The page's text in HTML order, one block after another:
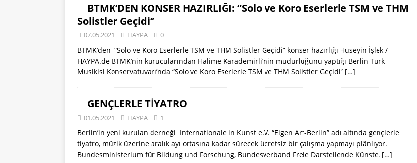
BTMK’DEN KONSER HAZIRLIĞI: “Solo ve Koro Eserlerle TSM ve THM
Solistler Geçidi”
07.05.2021 HAYPA 0
BTMK’den “Solo ve Koro Eserlerle TSM ve THM Solistler Geçidi” konser hazırlığı Hüseyin İşlek /
HAYPA.de BTMK’nin kurucularından Halime Karademirli’nin müdürlüğünü yaptığı Berlin Türk
Musikisi Konservatuvarı’nda “Solo ve Koro Eserlerle TSM ve THM Solistler Geçidi” […]
GENÇLERLE TİYATRO
01.05.2021 HAYPA 1
Berlin’in yeni kurulan derneği Internationale in Kunst e.V. “Eigen Art-Berlin” adı altında gençlerle
tiyatro, müzik üzerine aralık ayı ortasına kadar sürecek ücretsiz bir çalışma yapmayı plânlıyor.
Bundesministerium für Bildung und Forschung, Bundesverband Freie Darstellende Künste, […]